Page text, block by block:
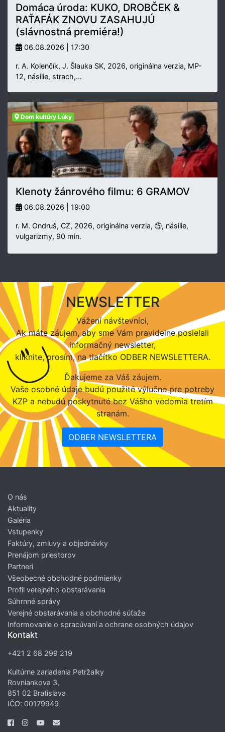
Domáca úroda: KUKO, DROBČEK &
RAŤAFÁK ZNOVU ZASAHUJÚ
(slávnostná premiéra!)
06.08.2026 | 17:30
r. A. Kolenčík, J. Šlauka SK, 2026, originálna verzia, MP-
12, násilie, strach,…
Dom kultúry Lúky
Klenoty žánrového filmu: 6 GRAMOV
06.08.2026 | 19:00
r. M. Ondruš, CZ, 2026, originálna verzia, ⑮, násilie,
vulgarizmy, 90 min.
NEWSLETTER
Vážení návštevníci,
Ak máte záujem, aby sme Vám pravidelne posielali
informačný newsletter,
kliknite, prosím, na tlačítko ODBER NEWSLETTERA.
Ďakujeme za Váš záujem.
Vaše osobné údaje budú použité výlučne pre potreby
KZP a nebudú poskytnuté bez Vášho vedomia tretím
stranám.
ODBER NEWSLETTERA
O nás
Aktuality
Galéria
Vstupenky
Faktúry, zmluvy a objednávky
Prenájom priestorov
Partneri
Všeobecné obchodné podmienky
Profil verejného obstarávania
Súhrnné správy
Verejné obstarávania a obchodné súťaže
Informovanie o spracúvaní a ochrane osobných údajov
Kontakt
+421 2 68 299 219
Kultúrne zariadenia Petržalky
Rovniankova 3,
851 02 Bratislava
IČO: 00179949